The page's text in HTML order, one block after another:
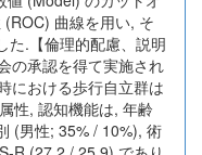
曲線を用い, そ
た.【倫理的配慮、説明
の承認を得て実施され
における歩行自立群は
性, 認知機能は, 年齢
(男性; 35% / 10%), 術